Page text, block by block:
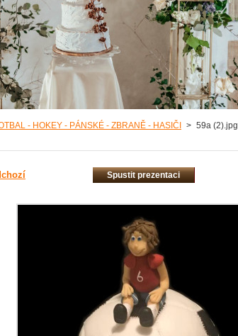
- HOKEY - PÁNSKÉ - ZBRANĚ - HASIČI > 59a (2).jpg
Spustit prezentaci